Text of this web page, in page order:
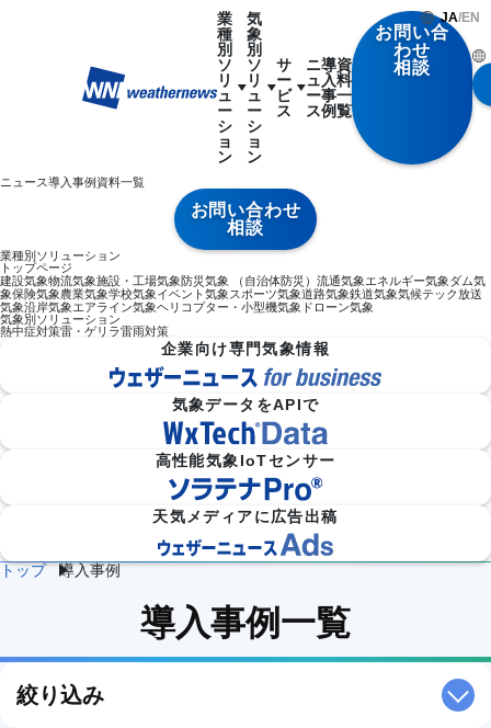
業
種
別
ソ
リ
ュ
ー
シ
ョ
ン
象
物
流
気
象
施
設・
気象
防
災）
気
象
別
ソ
リ
ュ
ー
シ
ョ
ン
雷・ゲリ
ラ雷雨対
策
サ
ー
ビ
ス
企業向け専門気象情報 気象データをAPIで
ニ
ュ
ー
ス
導
入
事
例
資
料
一
覧
お問い合
わせ
相談
ニュース導入事例資料一覧
お問い合わせ
相談
業種別ソリューション
トップページ
建設気象物流気象施設・工場気象防災気象 （自治体防災） 流通気象エネルギー気象ダム気
象保険気象農業気象学校気象イベント気象スポーツ気象道路気象鉄道気象気候テック放送
気象沿岸気象エアライン気象ヘリコプター・小型機気象 ドローン気象
気象別ソリューション
熱中症対策雷・ゲリラ雷雨対策
企業向け専門気象情報
気象データをAPIで
高性能気象IoTセンサー
天気メディアに広告出稿
JA/EN
トップ 導入事例
導入事例一覧
絞り込み